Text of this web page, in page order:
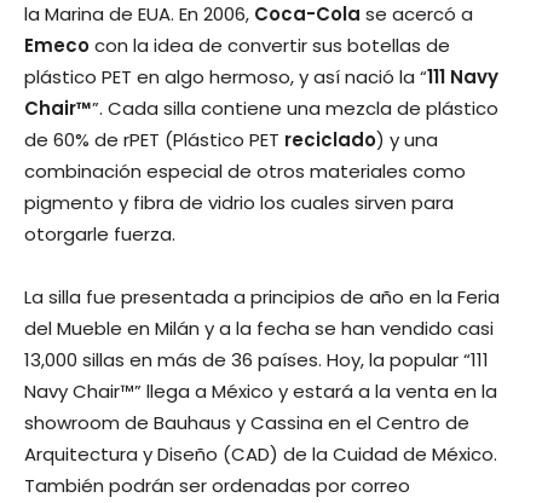
la Marina de EUA. En 2006, Coca-Cola se acercó a
Emecocon la idea de convertir sus botellas de
plástico PET en algo hermoso, y así nació la “111 Navy
Chair™”. Cada silla contiene una mezcla de plástico
de 60% de rPET (Plástico PET reciclado) y una
combinación especial de otros materiales como
pigmento y fibra de vidrio los cuales sirven para
otorgarle fuerza.
La silla fue presentada a principios de año en la Feria
del Mueble en Milán y a la fecha se han vendido casi
13,000 sillas en más de 36 países. Hoy, la popular “111
Navy Chair™” llega a México y estará a la venta en la
showroom de Bauhaus y Cassina en el Centro de
Arquitectura y Diseño (CAD) de la Cuidad de México.
También podrán ser ordenadas por correo